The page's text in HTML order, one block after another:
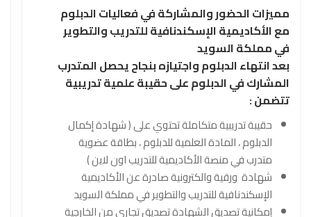
مميزات الحضور والمشاركة في فعاليات الدبلوم
مع الأكاديمية الإسكندنافية للتدريب والتطوير
في مملكة السويد
بعد انتهاء الدبلوم واجتيازه بنجاح يحصل المتدرب
المشارك في الدبلوم على حقيبة علمية تدريبية
تتضمن :
حقيبة تدريبية متكاملة تحتوي على ( شهادة إكمال
الدبلوم ، المادة العلمية للدبلوم ، بطاقة عضوية
متدرب في منصة الأكاديمية للتدريب اون لاين )
شهادة ورقية والكترونية صادرة عن الأكاديمية
الإسكندنافية للتدريب والتطوير في مملكة السويد
إمكانية تصديق الشهادة تصديق تجاري من الخارجية